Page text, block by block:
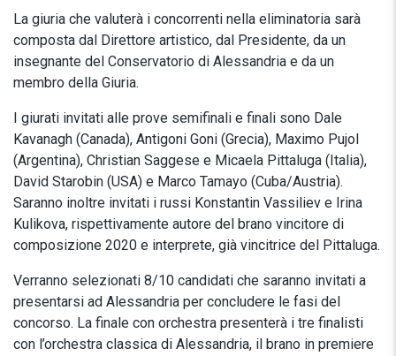
La giuria che valuterà i concorrenti nella eliminatoria sarà
composta dal Direttore artistico, dal Presidente, da un
insegnante del Conservatorio di Alessandria e da un
membro della Giuria.
I giurati invitati alle prove semifinali e finali sono Dale
Kavanagh (Canada), Antigoni Goni (Grecia), Maximo Pujol
(Argentina), Christian Saggese e Micaela Pittaluga (Italia),
David Starobin (USA) e Marco Tamayo (Cuba/Austria).
Saranno inoltre invitati i russi Konstantin Vassiliev e Irina
Kulikova, rispettivamente autore del brano vincitore di
composizione 2020 e interprete, già vincitrice del Pittaluga.
Verranno selezionati 8/10 candidati che saranno invitati a
presentarsi ad Alessandria per concludere le fasi del
concorso. La finale con orchestra presenterà i tre finalisti
con l’orchestra classica di Alessandria, il brano in premiere